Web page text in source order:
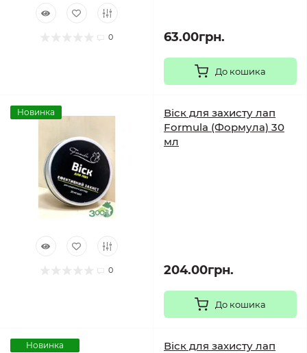
0 63.00грн.
До кошика
Новинка
0
Віск для захисту лап
Formula (Формула) 30
мл
204.00грн.
До кошика
Новинка
Віск для захисту лап